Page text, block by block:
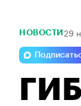
НОВОСТИ 29